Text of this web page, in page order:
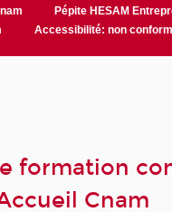
Pépite HESAM
Accessibilité: non
formation
Cnam